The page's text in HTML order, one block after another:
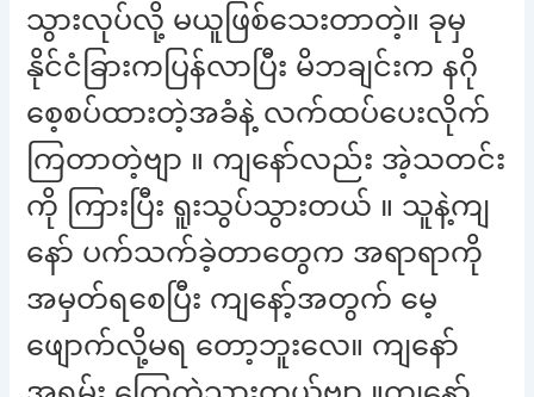
သွားလုပ်လို့ မယူဖြစ်သေးတာတဲ့။ ခုမှ
နိုင်ငံခြားကပြန်လာပြီး မိဘချင်းက နဂို
စေ့စပ်ထားတဲ့အခံနဲ့ လက်ထပ်ပေးလိုက်
ကြတာတဲ့ဗျာ ။ ကျနော်လည်း အဲ့သတင်း
ကို ကြားပြီး ရူးသွပ်သွားတယ် ။ သူနဲ့ကျ
နော် ပက်သက်ခဲ့တာတွေက အရာရာကို
အမှတ်ရစေပြီး ကျနော့်အတွက် မေ့
ဖျောက်လို့မရ တော့ဘူးလေ။ ကျနော်